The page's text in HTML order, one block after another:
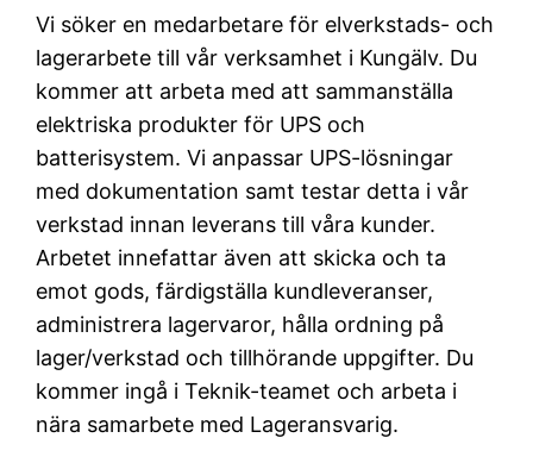
Vi söker en medarbetare för elverkstads- och
lagerarbete till vår verksamhet i Kungälv. Du
kommer att arbeta med att sammanställa
elektriska produkter för UPS och
batterisystem. Vi anpassar UPS-lösningar
med dokumentation samt testar detta i vår
verkstad innan leverans till våra kunder.
Arbetet innefattar även att skicka och ta
emot gods, färdigställa kundleveranser,
administrera lagervaror, hålla ordning på
lager/verkstad och tillhörande uppgifter. Du
kommer ingå i Teknik-teamet och arbeta i
nära samarbete med Lageransvarig.